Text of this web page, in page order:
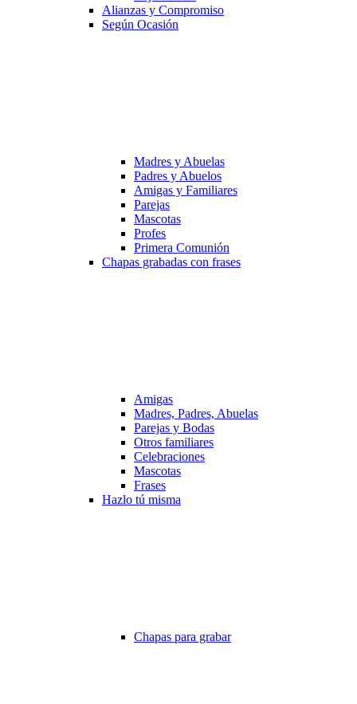
Alianzas y Compromiso
Según Ocasión
Madres y Abuelas
Padres y Abuelos
Amigas y Familiares
Parejas
Mascotas
Profes
Primera Comunión
Chapas grabadas con frases
Amigas
Madres, Padres, Abuelas
Parejas y Bodas
Otros familiares
Celebraciones
Mascotas
Frases
Hazlo tú misma
Chapas para grabar